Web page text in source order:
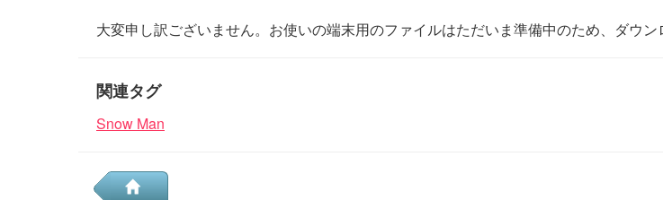
大変申し訳ございません。お使いの端末用のファイルはただいま準備中のため、ダウン
関連タグ
Snow Man